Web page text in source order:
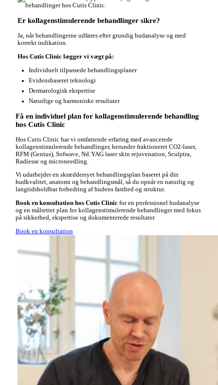
Er kollagenstimulerende behandlinger sikre?
Ja, når behandlingerne udføres efter grundig hudanalyse og med
korrekt indikation.
Hos Cutis Clinic lægger vi vægt på:
Individuelt tilpassede behandlingsplaner
Evidensbaseret teknologi
Dermatologisk ekspertise
Naturlige og harmoniske resultater
Få en individuel plan for kollagenstimulerende behandling
hos Cutis Clinic
Hos Cutis Clinic har vi omfattende erfaring med avancerede
kollagenstimulerende behandlinger, herunder fraktioneret CO2-laser,
RFM (Genius), Sofwave, Nd:YAG laser skin rejuvenation, Sculptra,
Radiesse og microneedling.
Vi udarbejder en skræddersyet behandlingsplan baseret på din
hudkvalitet, anatomi og behandlingsmål, så du opnår en naturlig og
langtidsholdbar forbedring af hudens fasthed og struktur.
Book en konsultation hos Cutis Clinicfor en professionel hudanalyse
og en målrettet plan for kollagenstimulerende behandlinger med fokus
på sikkerhed, ekspertise og dokumenterede resultater.
Book en konsultation